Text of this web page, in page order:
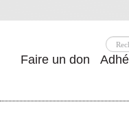
Faire un don